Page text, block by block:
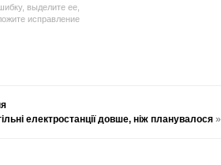
выделите ее,
исправление
електростанції довше, ніж планувалося»